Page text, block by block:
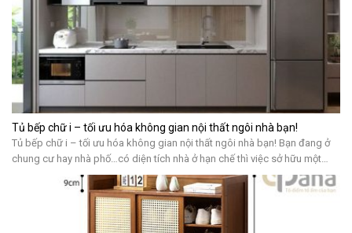
Tủ bếp chữ i – tối ưu hóa không gian nội thất ngôi nhà bạn!
Tủ bếp chữ i – tối ưu hóa không gian nội thất ngôi nhà bạn! Bạn đang ở
chung cư hay nhà phố…có diện tích nhà ở hạn chế thì việc sở hữu một
không gian bếp hình chữ i là một điều lí tưởng. Bởi nó sẽ giúp bạn tiết
kiệm không gian nhưng […]